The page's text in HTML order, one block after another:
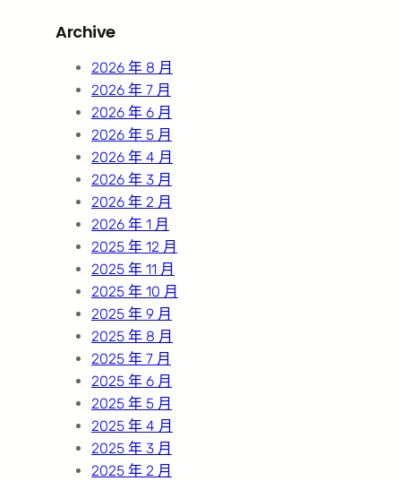
c
Archive
2026 年 8 月
2026 年 7 月
2026 年 6 月
2026 年 5 月
2026 年 4 月
2026 年 3 月
2026 年 2 月
2026 年 1 月
2025 年 12 月
2025 年 11 月
2025 年 10 月
2025 年 9 月
2025 年 8 月
2025 年 7 月
2025 年 6 月
2025 年 5 月
2025 年 4 月
2025 年 3 月
2025 年 2 月